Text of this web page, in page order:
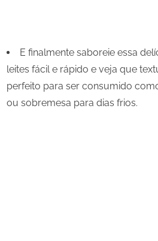
E finalmente saboreie essa
leites fácil e rápido e veja que
perfeito para ser consumido
ou sobremesa para dias frios.